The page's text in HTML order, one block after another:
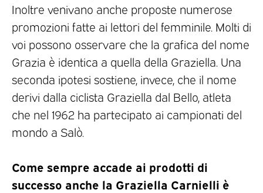
Inoltre venivano anche proposte numerose
promozioni fatte ai lettori del femminile. Molti di
voi possono osservare che la grafica del nome
Grazia è identica a quella della Graziella. Una
seconda ipotesi sostiene, invece, che il nome
derivi dalla ciclista Graziella dal Bello, atleta
che nel 1962 ha partecipato ai campionati del
mondo a Salò.
Come sempre accade ai prodotti di
successo anche la Graziella Carnielli è